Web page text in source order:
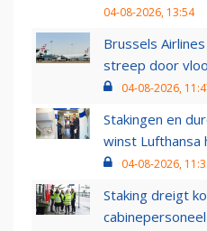
04-08-2026, 13:54
Brussels
streep door
04-08-2026,
Stakingen en
winst Lufthansa
04-08-2026,
Staking dreigt